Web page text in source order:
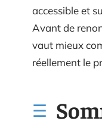
accessible et
Avant de
vaut mieux
réellement le